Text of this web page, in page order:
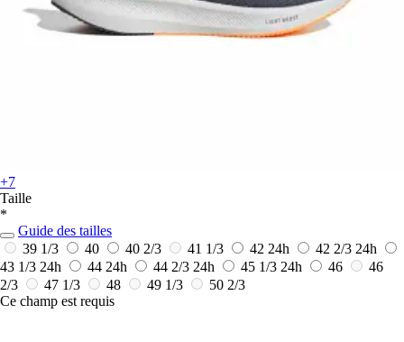
+7
Taille
*
Guide des tailles
39 1/3
40 40 2/3 41 1/3 42 24h 42 2/3 24h
43 1/3 24h 44 24h 44 2/3 24h 45 1/3 24h 46
46
2/3
47 1/3 48 49 1/3
50 2/3
Ce champ est requis